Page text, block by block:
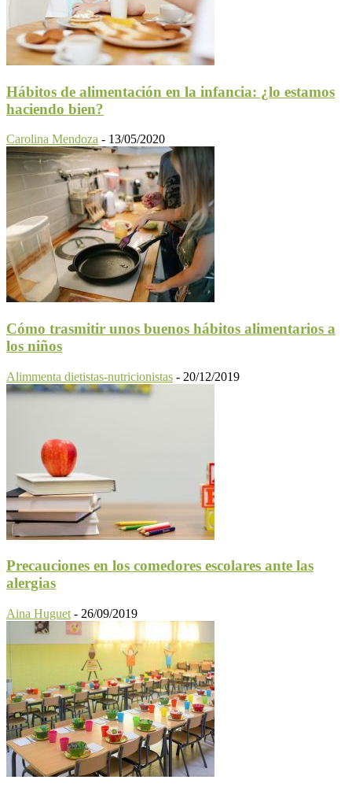
Hábitos de alimentación en la infancia: ¿lo estamos
haciendo bien?
Carolina Mendoza - 13/05/2020
Cómo trasmitir unos buenos hábitos alimentarios a
los niños
Alimmenta dietistas-nutricionistas - 20/12/2019
Precauciones en los comedores escolares ante las
alergias
Aina Huguet - 26/09/2019